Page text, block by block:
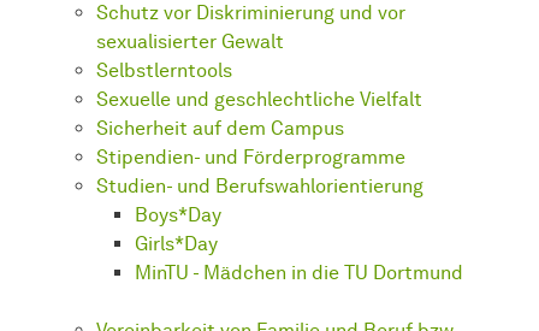
Schutz vor Diskriminierung und vor
sexualisierter Gewalt
Selbstlerntools
Sexuelle und geschlechtliche Vielfalt
Sicherheit auf dem Campus
Stipendien- und Förderprogramme
Studien- und Berufswahlorientierung
Boys*Day
Girls*Day
MinTU - Mädchen in die TU Dortmund